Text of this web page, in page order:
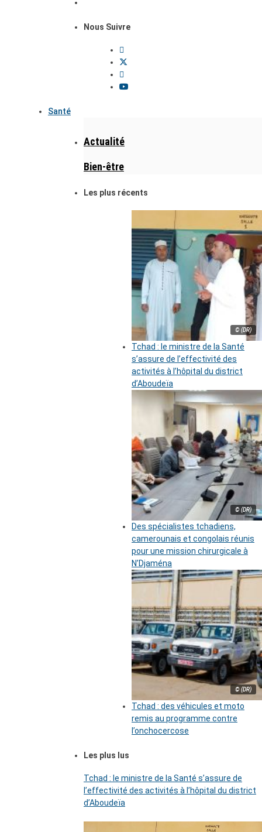
Nous Suivre
Santé
Actualité
Bien-être
Les plus récents
© (DR)
Tchad : le ministre de la Santé
s’assure de l’effectivité des
activités à l’hôpital du district
d’Aboudeïa
© (DR)
Des spécialistes tchadiens,
camerounais et congolais réunis
pour une mission chirurgicale à
N’Djaména
© (DR)
Tchad : des véhicules et moto
remis au programme contre
l’onchocercose
Les plus lus
Tchad : le ministre de la Santé s’assure de
l’effectivité des activités à l’hôpital du district
d’Aboudeïa